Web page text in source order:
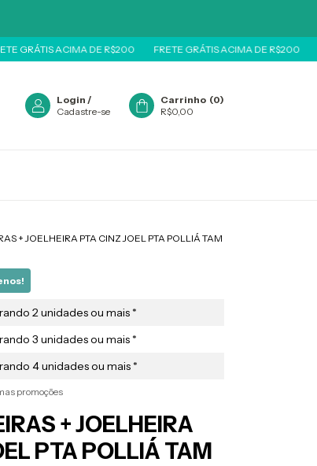
ACIMA DE R$200 FRETE GRÁTIS ACIMA DE R$200 FRETE
Login /
Cadastre-se
Carrinho (0)
R$0,00
+ JOELHEIRA PTA CINZ JOEL PTA POLLIÁ TAM
2 unidades ou mais *
3 unidades ou mais *
4 unidades ou mais *
promoções
+ JOELHEIRA
PTA POLLIÁ TAM